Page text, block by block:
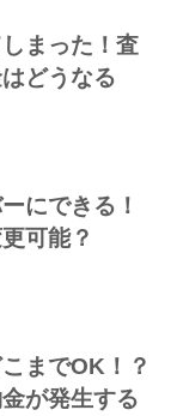
まった！査
どうなる
にできる！
可能？
までOK！？
が発生する